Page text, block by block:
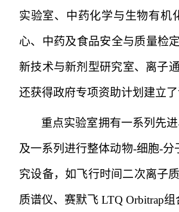
实验室、中药化学与生物有机
心、中药及食品安全与质量检
新技术与新剂型研究室、离子
还获得政府专项资助计划建立
重点实验室拥有一系列先
及一系列进行整体动物-细胞-分
究设备，如飞行时间二次离子
质谱仪、赛默飞 LTQ Orbitrap组